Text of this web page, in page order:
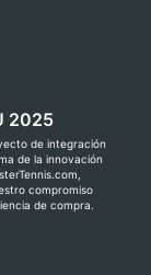
2025
de integración
de la innovación
compromiso
de compra.